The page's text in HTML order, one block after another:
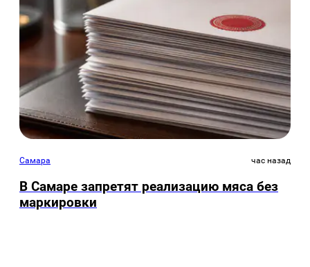
Самара час назад
В Самаре запретят реализацию мяса без
маркировки